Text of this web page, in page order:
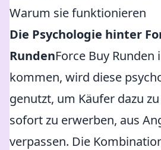
Warum sie funktionieren
Die Psychologie hinter
RundenForce Buy Runden
kommen, wird diese
genutzt, um Käufer dazu
sofort zu erwerben, aus
verpassen. Die